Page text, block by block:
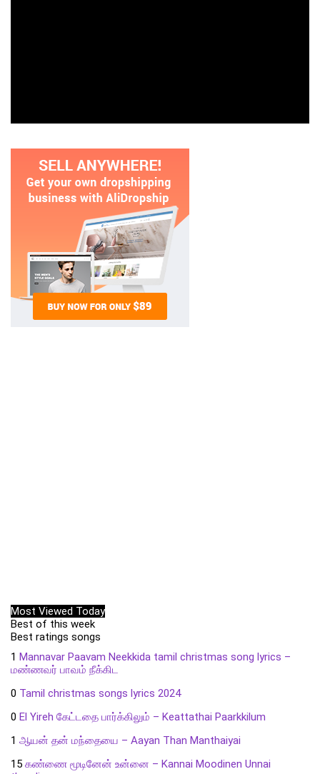
Most Viewed Today
Best of this week
Best ratings songs
1 Mannavar Paavam Neekkida tamil christmas song lyrics –
மண்ணவர் பாவம் நீக்கிட
0 Tamil christmas songs lyrics 2024
0 El Yireh கேட்டதை பார்க்கிலும் – Keattathai Paarkkilum
1 ஆயன் தன் மந்தையை – Aayan Than Manthaiyai
15 கண்ணை மூடினேன் உன்னை – Kannai Moodinen Unnai